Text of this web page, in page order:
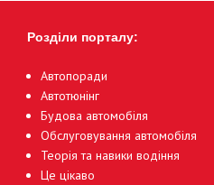
Розділи порталу:
Автопоради
Автотюнінг
Будова автомобіля
Обслуговування автомобіля
Теорія та навики водіння
Це цікаво